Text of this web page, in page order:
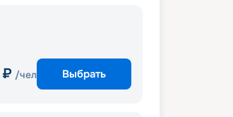
₽ /чел Выбрать